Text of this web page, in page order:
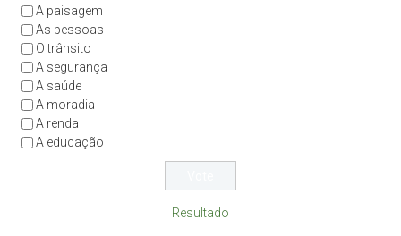
A paisagem
As pessoas
O trânsito
A segurança
A saúde
A moradia
A renda
A educação
Resultado